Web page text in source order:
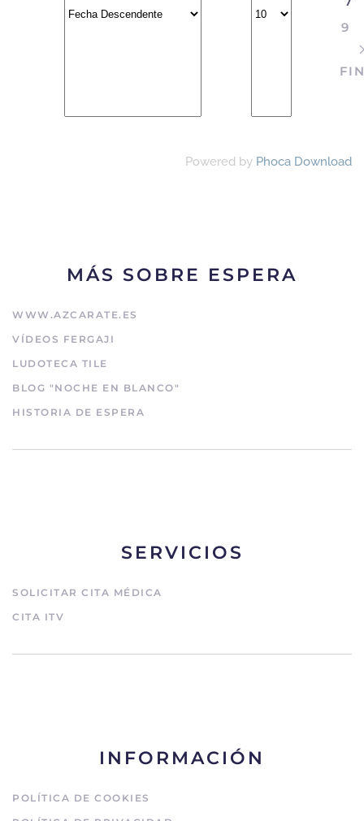
9
Powered by Phoca Download
MÁS SOBRE ESPERA
WWW.AZCARATE.ES
VÍDEOS FERGAJI
LUDOTECA TILE
BLOG "NOCHE EN BLANCO"
HISTORIA DE ESPERA
SERVICIOS
SOLICITAR CITA MÉDICA
CITA ITV
INFORMACIÓN
POLÍTICA DE COOKIES